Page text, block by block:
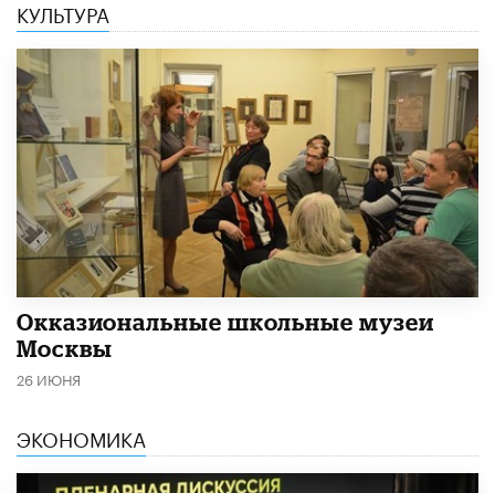
КУЛЬТУРА
​Окказиональные школьные музеи
Москвы
26 ИЮНЯ
ЭКОНОМИКА